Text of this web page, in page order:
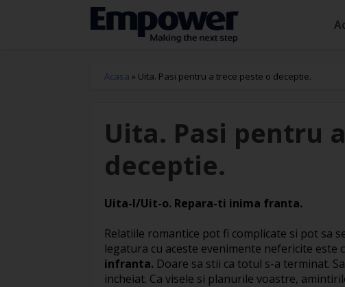
Acasa » Uita. Pasi pentru a trece peste o deceptie.
Uita. Pasi pentru
deceptie.
Uita-l/Uit-o. Repara-ti inima franta.
Relatiile romantice pot fi complicate si pot sa
legatura cu aceste evenimente nefericite este
infranta. Doare sa stii ca totul s-a terminat.
incheiat. Ca visele si planurile voastre,